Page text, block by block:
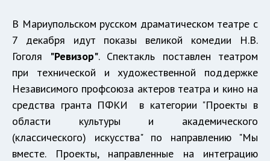
В Мариупольском русском драматическом театре с
7 декабря идут показы великой комедии Н.В.
Гоголя
"Ревизор". Спектакль поставлен театром
при технической и художественной поддержке
Независимого профсоюза актеров театра и кино на
средства гранта ПФКИ в категории "Проекты в
области культуры и академического
(классического) искусства" по направлению "Мы
вместе. Проекты, направленные на интеграцию